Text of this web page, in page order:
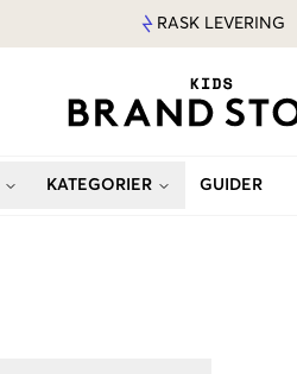
RASK LEVERING
KATEGORIER GUIDER